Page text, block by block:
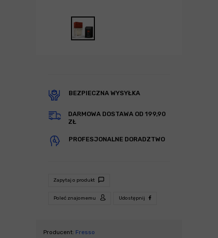
BEZPIECZNA WYSYŁKA
DARMOWA DOSTAWA OD 199,90
ZŁ
PROFESJONALNE DORADZTWO
Zapytaj o produkt
Poleć znajomemu Udostępnij
Producent: Fresso